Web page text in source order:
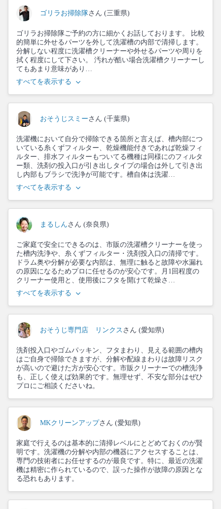
ゴリラお掃除隊さん (三重県)
ゴリラお掃除隊ご予約の方に細かくお話しております。 比較
的簡単に外せるパーツを外して洗濯槽の内部で清掃します。
分解しない程度に洗濯槽クリーナーや外せるパーツや周りを
拭く程度にして下さい。 汚れが酷い場合洗濯槽クリーナーし
てもあまり意味があり…
すべてを表示する
おそうじスミー さん (千葉県)
洗濯機において自分で掃除できる箇所と言えば、槽内部につ
いている糸くずフィルター、乾燥機能付きであれば乾燥フィ
ルター、排水フィルターもついてる機種は同様にのフィルタ
ー類、洗剤の投入口が引き出しタイプの場合は外して引き出
し内部もブラシで洗浄が可能です。槽自体は洗濯…
すべてを表示する
まるしん さん (奈良県)
ご家庭で安全にできるのは、市販の洗濯槽クリーナーを使っ
た槽内洗浄や、糸くずフィルター・洗剤投入口の清掃です。
ドラム奥や分解が必要な内部は、無理に触ると故障や水漏れ
の原因になるためプロに任せるのが安心です。月1回程度の
クリーナー使用と、使用後にフタを開けて乾燥さ…
すべてを表示する
おそうじ専門店 リンクス さん (愛知県)
洗剤投入口やゴムパッキン、フタまわり、見える範囲の槽内
はご自身で掃除できますが、分解や配線まわりは故障リスク
が高いので避けた方が安心です。市販クリーナーでの槽洗浄
も、正しく使えば効果的です。無理せず、不安な部分はぜひ
プロにご相談くださいね。
MKクリーンアップさん (愛知県)
家庭で行えるのは基本的に清掃レベルにとどめておくのが賢
明です。洗濯機の分解や内部の機器にアクセスすることは、
専門の技術者にお任せするのが最良です。特に、最近の洗濯
機は精密に作られているので、誤った操作が故障の原因とな
る恐れもあります。